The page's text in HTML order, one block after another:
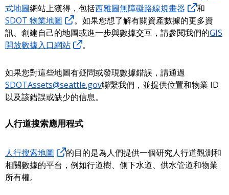
式地圖網站上獲得，包括西雅圖無障礙路線規畫器
和
SDOT 物業地圖
。如果您想了解有關資產數據的更多資
訊、創建自己的地圖或進一步與數據交互，請參閱我們的GIS
開放數據入口網站
。
如果您對這些地圖有疑問或發現數據錯誤，請通過
SDOTAssets@seattle.gov聯繫我們，並提供位置和物業 ID
以及該錯誤或缺少的信息。
人行道搜索應用程式
人行搜索地圖
的目的是為人們提供一個研究人行道觀測和
相關數據的平台，例如行道樹、側下水道、供水管道和物業
所有權。